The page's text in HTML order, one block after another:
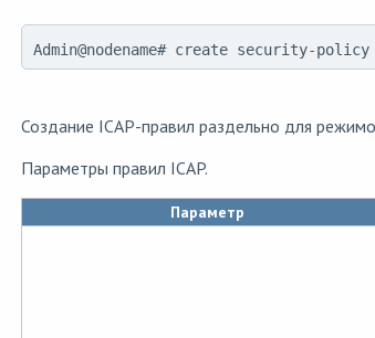
Admin@nodename# create security-
Создание ICAP-правил раздельно для
Параметры правил ICAP.
Параметр